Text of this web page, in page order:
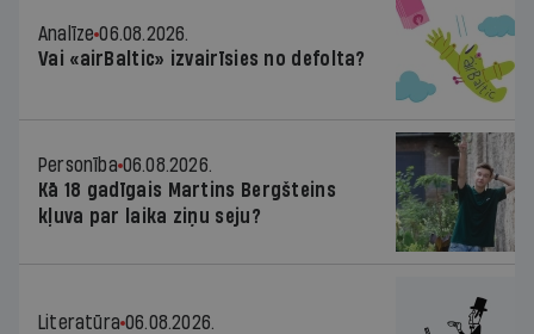
Analīze 06.08.2026.
Vai «airBaltic» izvairīsies no defolta?
Personība 06.08.2026.
Kā 18 gadīgais Martins Bergšteins
kļuva par laika ziņu seju?
Literatūra 06.08.2026.